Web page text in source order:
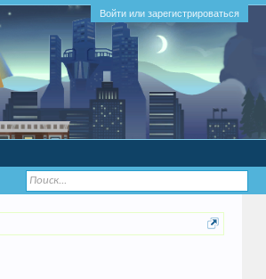
Войти или зарегистрироваться